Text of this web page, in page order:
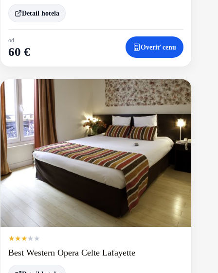
Detail hotela
od
60 € Overiť cenu
★★★★★
Best Western Opera Celte Lafayette